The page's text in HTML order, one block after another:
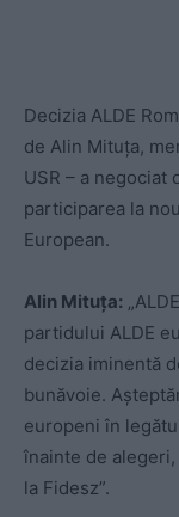
Decizia ALDE
de Alin Mituța,
USR – a negociat
participarea la
European.
Alin Mituța:
partidului ALDE
decizia iminentă
bunăvoie.
europeni în
înainte de
la Fidesz”.